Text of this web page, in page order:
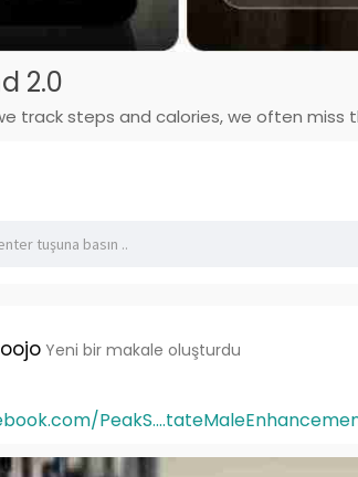
2.0
track steps and calories, we often miss
Yeni bir makale oluşturdu